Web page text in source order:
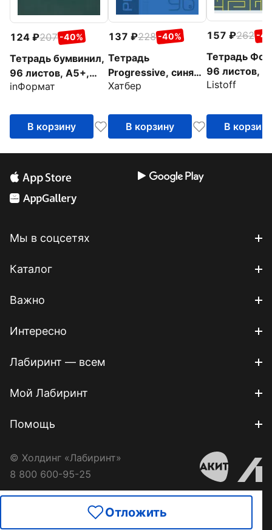
Отложить
124 207 -40%
Тетрадь бумвинил,
96 листов, А5+,
клетка, зеленая
inФормат
В корзину
137 228 -40%
Тетрадь
Progressive, синяя,
96 листов, А5,
Хатбер
В корзину
157 262 -
Тетрадь
96 листов,
в
Listoff
В корзину
Мы в соцсетях
Каталог
Важно
Интересно
Лабиринт — всем
Мой Лабиринт
Помощь
© Холдинг «Лабиринт»
8 800 600-95-25